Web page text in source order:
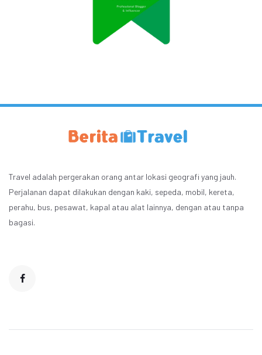
Travel adalah pergerakan orang antar lokasi geografi yang jauh.
Perjalanan dapat dilakukan dengan kaki, sepeda, mobil, kereta,
perahu, bus, pesawat, kapal atau alat lainnya, dengan atau tanpa
bagasi.